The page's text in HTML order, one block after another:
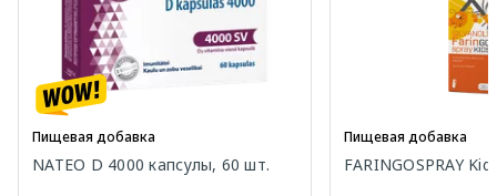
Пищевая добавка
NATEO D 4000 капсулы, 60 шт.
Пищевая добавка
FARINGOSPRAY